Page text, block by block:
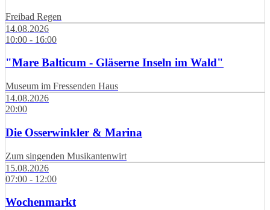
Freibad Regen
14.08.2026
10:00 - 16:00
"Mare Balticum - Gläserne Inseln im Wald"
Museum im Fressenden Haus
14.08.2026
20:00
Die Osserwinkler & Marina
Zum singenden Musikantenwirt
15.08.2026
07:00 - 12:00
Wochenmarkt